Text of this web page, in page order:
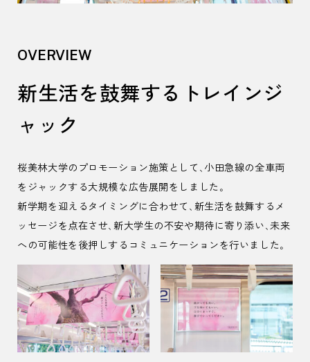
OVERVIEW
新生活を鼓舞するトレインジ
ャック
桜美林大学のプロモーション施策として、小田急線の全車両
をジャックする大規模な広告展開をしました。
新学期を迎えるタイミングに合わせて、新生活を鼓舞するメ
ッセージを点在させ、新大学生の不安や期待に寄り添い、未来
への可能性を後押しするコミュニケーションを行いました。